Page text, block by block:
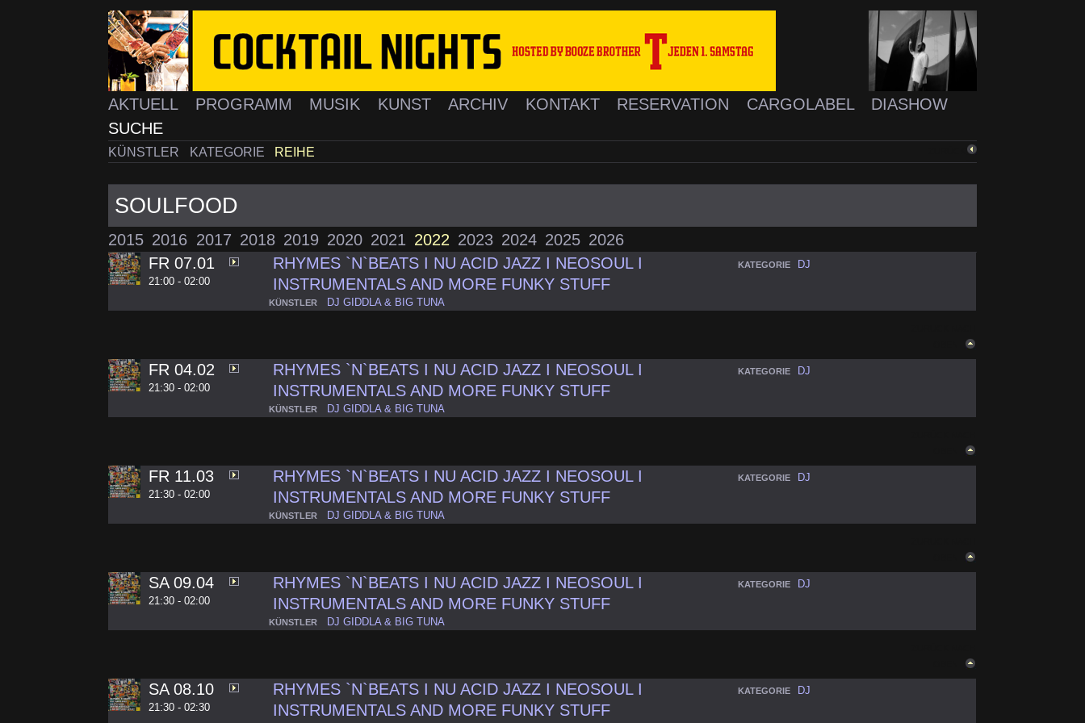
AKTUELL PROGRAMM MUSIK KUNST ARCHIV KONTAKT RESERVATION CARGOLABEL
DIASHOW
SUCHE
KÜNSTLER KATEGORIE REIHE
SOULFOOD
2015 2016 2017 2018 2019 2020 2021 2022 2023 2024 2025 2026
FR 07.01
21:00 - 02:00
RHYMES `N`BEATS I NU ACID JAZZ I NEOSOUL I
INSTRUMENTALS AND MORE FUNKY STUFF
KÜNSTLER DJ GIDDLA & BIG TUNA
KATEGORIE DJ
FR 04.02
21:30 - 02:00
RHYMES `N`BEATS I NU ACID JAZZ I NEOSOUL I
INSTRUMENTALS AND MORE FUNKY STUFF
KÜNSTLER DJ GIDDLA & BIG TUNA
KATEGORIE DJ
FR 11.03
21:30 - 02:00
RHYMES `N`BEATS I NU ACID JAZZ I NEOSOUL I
INSTRUMENTALS AND MORE FUNKY STUFF
KÜNSTLER DJ GIDDLA & BIG TUNA
KATEGORIE DJ
SA 09.04
21:30 - 02:00
RHYMES `N`BEATS I NU ACID JAZZ I NEOSOUL I
INSTRUMENTALS AND MORE FUNKY STUFF
KÜNSTLER DJ GIDDLA & BIG TUNA
KATEGORIE DJ
SA 08.10
21:30 - 02:30
RHYMES `N`BEATS I NU ACID JAZZ I NEOSOUL I
INSTRUMENTALS AND MORE FUNKY STUFF
KATEGORIE DJ